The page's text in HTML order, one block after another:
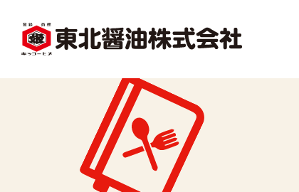
味どうらくの里
facebook